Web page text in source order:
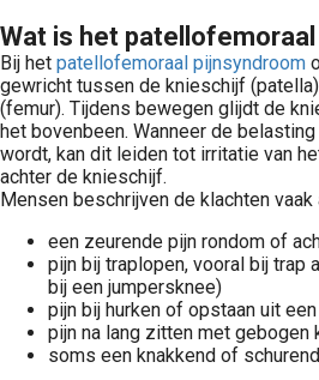
Wat is het
Bij het patellofemoraal pijnsyndroom
gewricht tussen de knieschijf
(femur). Tijdens bewegen glijdt de
het bovenbeen. Wanneer de
wordt, kan dit leiden tot irritatie van
achter de knieschijf.
Mensen beschrijven de klachten vaak
een zeurende pijn rondom of
pijn bij traplopen, vooral bij trap
bij een jumpersknee)
pijn bij hurken of opstaan uit
pijn na lang zitten met gebogen
soms een knakkend of